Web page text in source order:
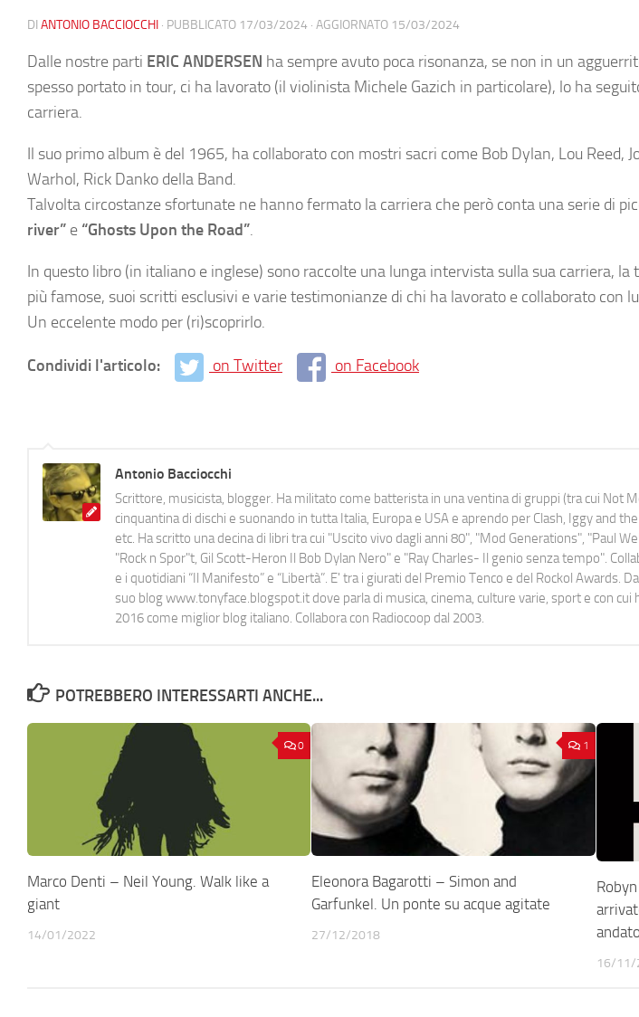
DI ANTONIO BACCIOCCHI · PUBBLICATO 17/03/2024 · AGGIORNATO 15/03/2024
Dalle nostre parti ERIC ANDERSEN ha sempre avuto poca risonanza, se non in un
spesso portato in tour, ci ha lavorato (il violinista Michele Gazich in particolare), lo ha
carriera.
Il suo primo album è del 1965, ha collaborato con mostri sacri come Bob Dylan, Lou Reed,
Warhol, Rick Danko della Band.
Talvolta circostanze sfortunate ne hanno fermato la carriera che però conta una serie di
river” e “Ghosts Upon the Road”.
In questo libro (in italiano e inglese) sono raccolte una lunga intervista sulla sua carriera, la
più famose, suoi scritti esclusivi e varie testimonianze di chi ha lavorato e collaborato con
Un eccelente modo per (ri)scoprirlo.
Condividi l'articolo: on Twitter on Facebook
Antonio Bacciocchi
Scrittore, musicista, blogger. Ha militato come batterista in una ventina di gruppi (tra cui Not
cinquantina di dischi e suonando in tutta Italia, Europa e USA e aprendo per Clash, Iggy and
etc. Ha scritto una decina di libri tra cui "Uscito vivo dagli anni 80", "Mod Generations", "Paul
"Rock n Spor"t, Gil Scott-Heron Il Bob Dylan Nero" e "Ray Charles- Il genio senza tempo".
e i quotidiani “Il Manifesto” e “Libertà”. E' tra i giurati del Premio Tenco e del Rockol Awards.
suo blog www.tonyface.blogspot.it dove parla di musica, cinema, culture varie, sport e con
2016 come miglior blog italiano. Collabora con Radiocoop dal 2003.
POTREBBERO INTERESSARTI ANCHE...
0
Marco Denti – Neil Young. Walk like a
giant
14/01/2022
1
Eleonora Bagarotti – Simon and
Garfunkel. Un ponte su acque agitate
27/12/2018
andato
16/11/